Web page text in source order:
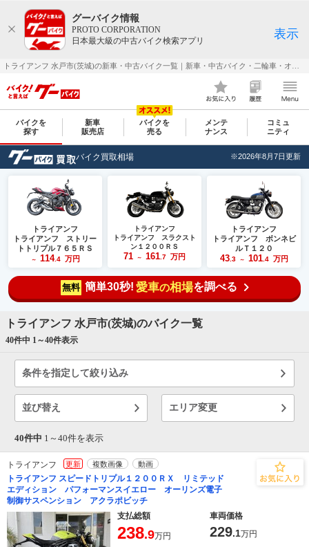
グーバイク情報
PROTO CORPORATION
日本最大級の中古バイク検索アプリ
表示
バイクを
探す
新車
販売店
バイクを
売る
メンテ
ナンス
コミュ
ニティ
バイク買取相場 ※2026年8月7日更新
トライアンフ
トライアンフ ストリー
トトリプル７６５ＲＳ
～ 114.4 万円
トライアンフ
トライアンフ スラクスト
ン１２００ＲＳ
71 ～ 161 .7 万円
トライアンフ
トライアンフ ボンネビ
ルＴ１２０
43.3 ～ 101.4 万円
無料 簡単30秒! 愛車の相場を調べる
トライアンフ 水戸市(茨城)のバイク一覧
40件中 1～40件表示
条件を指定して絞り込み
並び替え エリア変更
40件中 1～ 40件を表示
トライアンフ 更新 複数画像 動画
トライアンフ スピードトリプル１２００ＲＸ リミテッド
エディション パフォーマンスイエロー オーリンズ電子
制御サスペンション アクラポビッチ
支払総額
車両価格
238.9万円 229.1万円